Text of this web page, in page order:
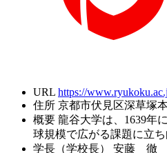
URL https://
住所 京都市伏見区深草塚
概要 龍谷大学は、1639年
球規模で広がる課題に立
学長（学校長）
安藤 徹